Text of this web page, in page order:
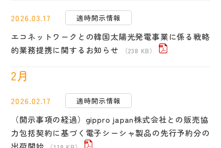
2026.03.17 適時開示情報
エコネットワークとの韓国太陽光発電事業に係る戦略
的業務提携に関するお知らせ
（238 KB）
2月
2026.02.17 適時開示情報
（開示事項の経過）gippro japan株式会社との販売協
力包括契約に基づく電子シーシャ製品の先行予約分の